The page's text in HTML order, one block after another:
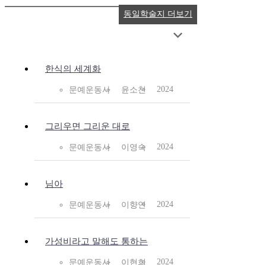
한식의 세계화
문예운동사 윤소천 2024
그리우면 그리운 대로
문예운동사 이영숙 2024
님아
문예운동사 이향연 2024
가성비라고 말해도 통하는
문예운동사 이현희 2024
동일학술지 더보기